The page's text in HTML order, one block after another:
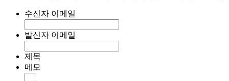
수신자 이메일
발신자 이메일
제목
메모